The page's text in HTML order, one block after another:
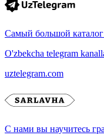
Самый большой каталог
O'zbekcha telegram
uztelegram.com
С нами вы научитесь